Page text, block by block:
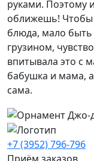
руками. Поэтому
оближешь! Чтобы
блюда, мало
грузином,
впитывала это с
бабушка и мама,
сама.
+7 (3952) 796-796